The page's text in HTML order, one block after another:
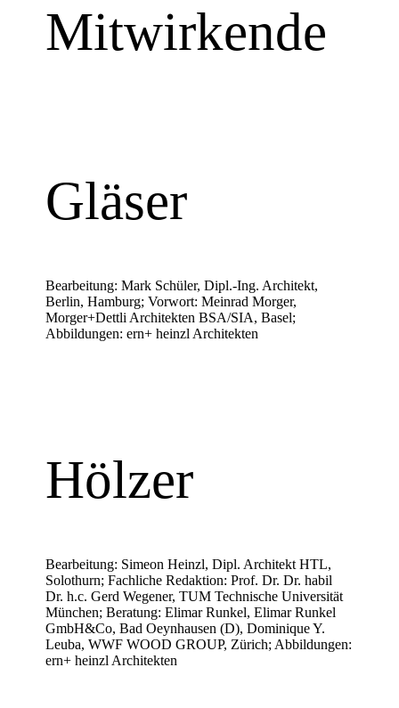
Mitwirkende
Gläser
Bearbeitung: Mark Schüler, Dipl.-Ing. Architekt,
Berlin, Hamburg; Vorwort: Meinrad Morger,
Morger+Dettli Architekten BSA/SIA, Basel;
Abbildungen: ern+ heinzl Architekten
Hölzer
Bearbeitung: Simeon Heinzl, Dipl. Architekt HTL,
Solothurn; Fachliche Redaktion: Prof. Dr. Dr. habil
Dr. h.c. Gerd Wegener, TUM Technische Universität
München; Beratung: Elimar Runkel, Elimar Runkel
GmbH&Co, Bad Oeynhausen (D), Dominique Y.
Leuba, WWF WOOD GROUP, Zürich; Abbildungen:
ern+ heinzl Architekten